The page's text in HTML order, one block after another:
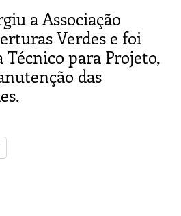
a Associação
Verdes e foi
Técnico para Projeto,
das